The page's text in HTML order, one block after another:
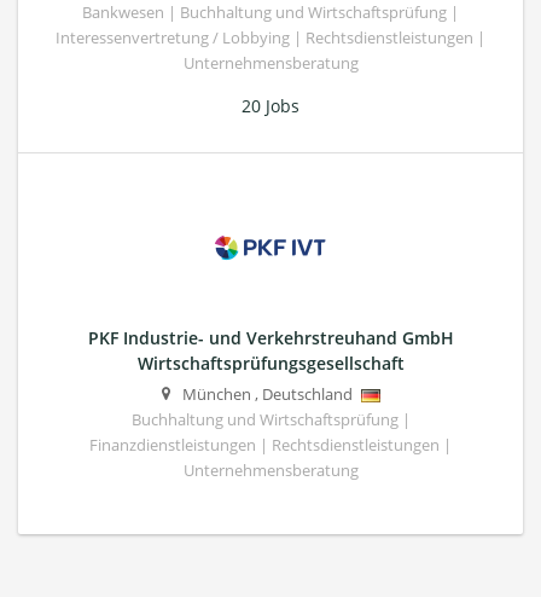
Bankwesen | Buchhaltung und Wirtschaftsprüfung |
Interessenvertretung / Lobbying | Rechtsdienstleistungen |
Unternehmensberatung
20 Jobs
PKF Industrie- und Verkehrstreuhand GmbH
Wirtschaftsprüfungsgesellschaft
München , Deutschland
Buchhaltung und Wirtschaftsprüfung |
Finanzdienstleistungen | Rechtsdienstleistungen |
Unternehmensberatung